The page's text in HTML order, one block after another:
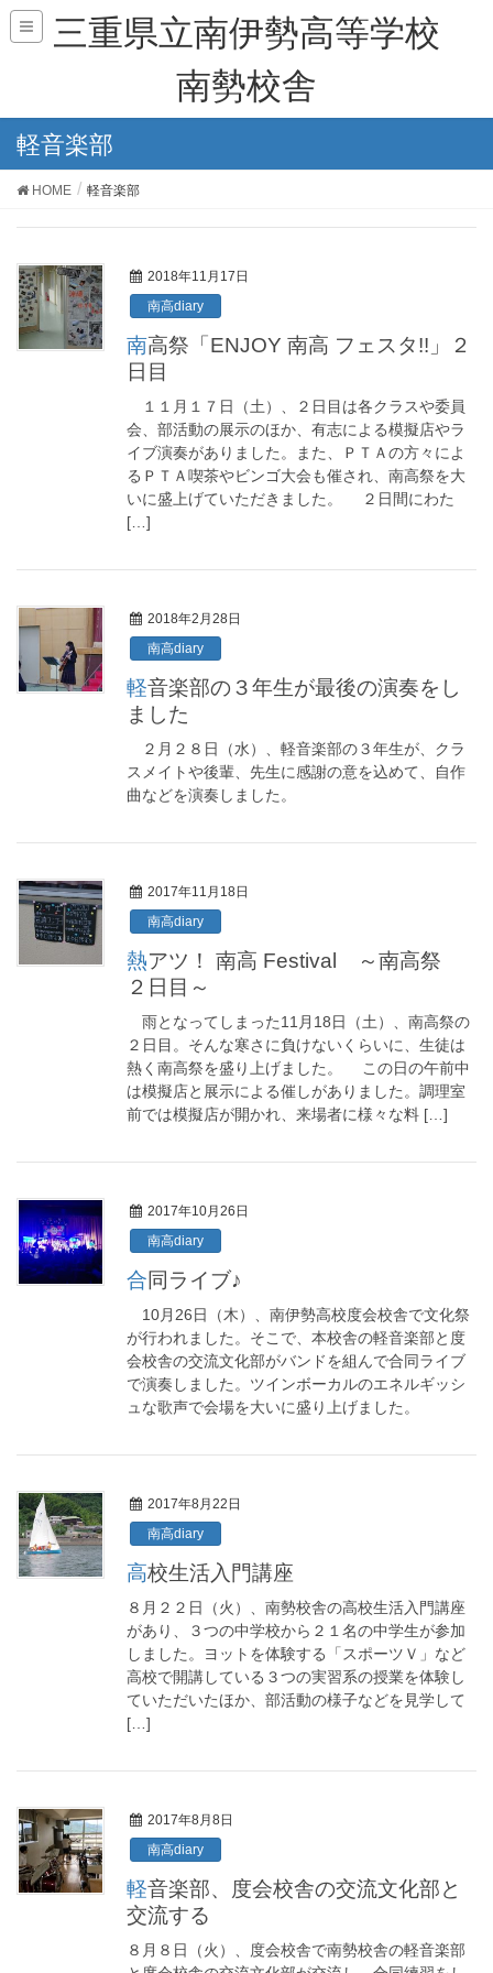
三重県立南伊勢高等学校
南勢校舎
軽音楽部
HOME 軽音楽部
2018年11月17日
南高diary
南高祭「ENJOY 南高 フェスタ!!」２
日目
１１月１７日（土）、２日目は各クラスや委員
会、部活動の展示のほか、有志による模擬店やラ
イブ演奏がありました。また、ＰＴＡの方々によ
るＰＴＡ喫茶やビンゴ大会も催され、南高祭を大
いに盛上げていただきました。 ２日間にわた
[…]
2018年2月28日
南高diary
軽音楽部の３年生が最後の演奏をし
ました
２月２８日（水）、軽音楽部の３年生が、クラ
スメイトや後輩、先生に感謝の意を込めて、自作
曲などを演奏しました。
2017年11月18日
南高diary
熱アツ！ 南高 Festival ～南高祭
２日目～
雨となってしまった11月18日（土）、南高祭の
２日目。そんな寒さに負けないくらいに、生徒は
熱く南高祭を盛り上げました。 この日の午前中
は模擬店と展示による催しがありました。調理室
前では模擬店が開かれ、来場者に様々な料 […]
2017年10月26日
南高diary
合同ライブ♪
10月26日（木）、南伊勢高校度会校舎で文化祭
が行われました。そこで、本校舎の軽音楽部と度
会校舎の交流文化部がバンドを組んで合同ライブ
で演奏しました。ツインボーカルのエネルギッシ
ュな歌声で会場を大いに盛り上げました。
2017年8月22日
南高diary
高校生活入門講座
８月２２日（火）、南勢校舎の高校生活入門講座
があり、３つの中学校から２１名の中学生が参加
しました。ヨットを体験する「スポーツＶ」など
高校で開講している３つの実習系の授業を体験し
ていただいたほか、部活動の様子などを見学して
[…]
2017年8月8日
南高diary
軽音楽部、度会校舎の交流文化部と
交流する
８月８日（火）、度会校舎で南勢校舎の軽音楽部